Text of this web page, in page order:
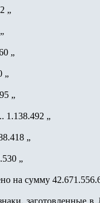
„
„
„
„
1.138.492 „
„
„
на сумму
заготовленные